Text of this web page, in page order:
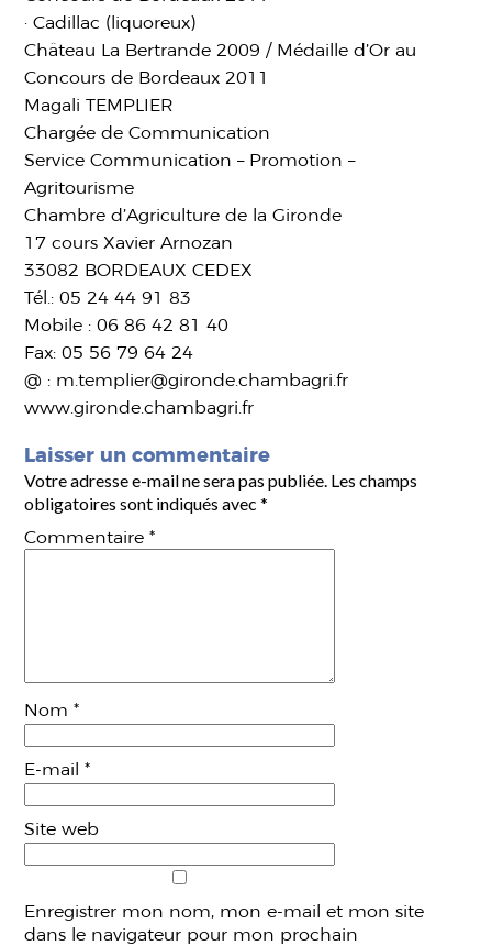
· Cadillac (liquoreux)
Château La Bertrande 2009 / Médaille d’Or au
Concours de Bordeaux 2011
Magali TEMPLIER
Chargée de Communication
Service Communication – Promotion –
Agritourisme
Chambre d’Agriculture de la Gironde
17 cours Xavier Arnozan
33082 BORDEAUX CEDEX
Tél.: 05 24 44 91 83
Mobile : 06 86 42 81 40
Fax: 05 56 79 64 24
@ : m.templier@gironde.chambagri.fr
www.gironde.chambagri.fr
Laisser un commentaire
Votre adresse e-mail ne sera pas publiée. Les champs
obligatoires sont indiqués avec*
Commentaire*
Nom*
E-mail*
Site web
Enregistrer mon nom, mon e-mail et mon site
dans le navigateur pour mon prochain